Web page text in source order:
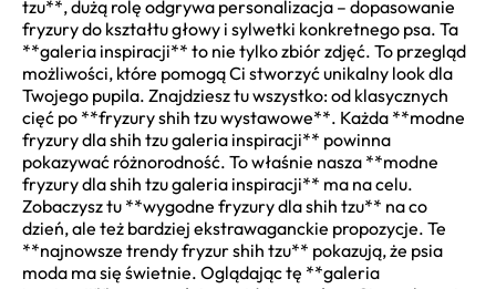
tzu**, dużą rolę odgrywa personalizacja – dopasowanie
fryzury do kształtu głowy i sylwetki konkretnego psa. Ta
**galeria inspiracji** to nie tylko zbiór zdjęć. To przegląd
możliwości, które pomogą Ci stworzyć unikalny look dla
Twojego pupila. Znajdziesz tu wszystko: od klasycznych
cięć po **fryzury shih tzu wystawowe**. Każda **modne
fryzury dla shih tzu galeria inspiracji** powinna
pokazywać różnorodność. To właśnie nasza **modne
fryzury dla shih tzu galeria inspiracji** ma na celu.
Zobaczysz tu **wygodne fryzury dla shih tzu** na co
dzień, ale też bardziej ekstrawaganckie propozycje. Te
**najnowsze trendy fryzur shih tzu** pokazują, że psia
moda ma się świetnie. Oglądając tę **galeria